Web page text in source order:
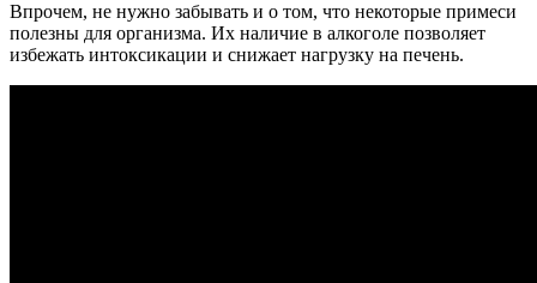
Впрочем, не нужно забывать и о том, что некоторые примеси
полезны для организма. Их наличие в алкоголе позволяет
избежать интоксикации и снижает нагрузку на печень.